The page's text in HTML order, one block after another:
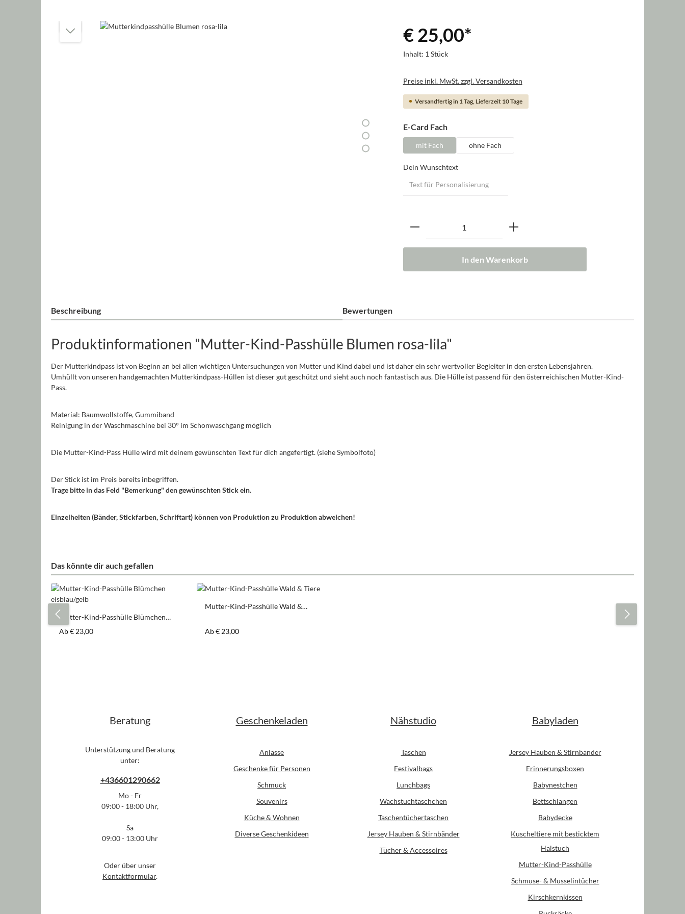
Bildergalerie überspringen € 25,00*
Inhalt: 1 Stück
Preise inkl. MwSt. zzgl. Versandkosten
Versandfertig in 1 Tag, Lieferzeit 10 Tage
E-Card Fachauswählen
mit Fach ohne Fach
Dein Wunschtext
Produkt Anzahl: Gib den gewünschten Wert ein
In den Warenkorb
Beschreibung Bewertungen
Produktinformationen "Mutter-Kind-Passhülle Blumen rosa-lila"
Der Mutterkindpass ist von Beginn an bei allen wichtigen Untersuchungen von Mutter und Kind dabei und ist daher ein sehr wertvoller Begleiter in den ersten Lebensjahren.
Umhüllt von unseren handgemachten Mutterkindpass-Hüllen ist dieser gut geschützt und sieht auch noch fantastisch aus. Die Hülle ist passend für den österreichischen Mutter-Kind-
Pass.
Material: Baumwollstoffe, Gummiband
Reinigung in der Waschmaschine bei 30° im Schonwaschgang möglich
Die Mutter-Kind-Pass Hülle wird mit deinem gewünschten Text für dich angefertigt. (siehe Symbolfoto)
Der Stick ist im Preis bereits inbegriffen.
Trage bitte in das Feld "Bemerkung" den gewünschten Stick ein.
Einzelheiten (Bänder, Stickfarben, Schriftart) können von Produktion zu Produktion abweichen!
Das könnte dir auch gefallen
Produktgalerie überspringen
Mutter-Kind-Passhülle Blümchen
eisblau/gelb
Regulärer Preis:
Ab€ 23,00
Mutter-Kind-Passhülle Wald &
Regulärer Preis:
Ab€ 23,00
Beratung
Unterstützung und Beratung
unter:
+436601290662
Mo - Fr
09:00 - 18:00 Uhr,
Sa
09:00 - 13:00 Uhr
Oder über unser
Kontaktformular.
Geschenkeladen
Anlässe
Geschenke für Personen
Schmuck
Souvenirs
Küche & Wohnen
Diverse Geschenkideen
Nähstudio
Taschen
Festivalbags
Lunchbags
Wachstuchtäschchen
Taschentüchertaschen
Jersey Hauben & Stirnbänder
Tücher & Accessoires
Babyladen
Jersey Hauben & Stirnbänder
Erinnerungsboxen
Babynestchen
Bettschlangen
Babydecke
Kuscheltiere mit besticktem
Halstuch
Mutter-Kind-Passhülle
Schmuse- & Musselintücher
Kirschkernkissen